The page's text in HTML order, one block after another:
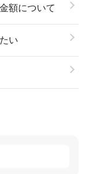
額について
い